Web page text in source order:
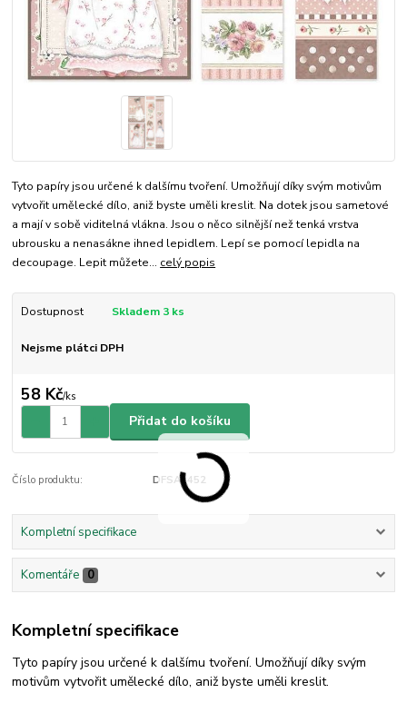
Tyto papíry jsou určené k dalšímu tvoření. Umožňují díky svým motivům
vytvořit umělecké dílo, aniž byste uměli kreslit. Na dotek jsou sametové
a mají v sobě viditelná vlákna. Jsou o něco silnější než tenká vrstva
ubrousku a nenasákne ihned lepidlem. Lepí se pomocí lepidla na
decoupage. Lepit můžete... celý popis
Dostupnost Skladem 3 ks
Nejsme plátci DPH
58 Kč/ks
Přidat do košíku
Číslo produktu: DFSA4452
Kompletní specifikace
Komentáře 0
Kompletní specifikace
Tyto papíry jsou určené k dalšímu tvoření. Umožňují díky svým
motivům vytvořit umělecké dílo, aniž byste uměli kreslit.